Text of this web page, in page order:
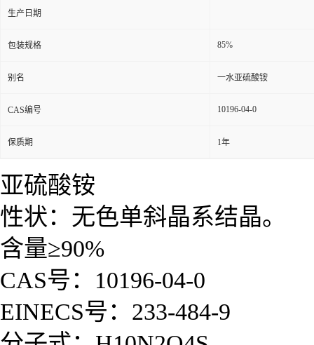
生产日期
包装规格 85%
别名 一水亚硫酸铵
CAS编号 10196-04-0
保质期 1年
亚硫酸铵
性状： 无色单斜晶系结晶。
含量≥90%
CAS号：10196-04-0
EINECS号：233-484-9